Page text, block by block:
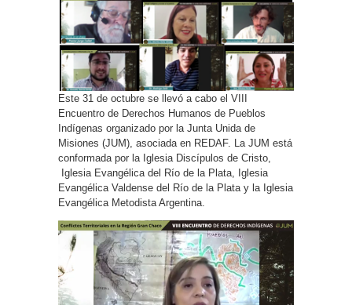
Este 31 de octubre se llevó a cabo el VIII
Encuentro de Derechos Humanos de Pueblos
Indígenas organizado por la Junta Unida de
Misiones (JUM), asociada en REDAF. La JUM está
conformada por la Iglesia Discípulos de Cristo,
Iglesia Evangélica del Río de la Plata, Iglesia
Evangélica Valdense del Río de la Plata y la Iglesia
Evangélica Metodista Argentina.